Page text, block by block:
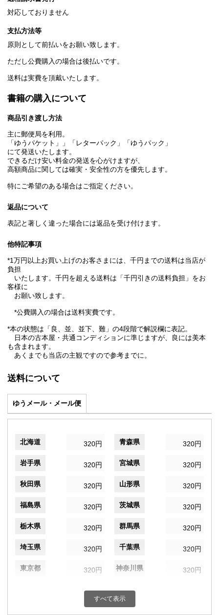
対応しておりません
支払方法等
原則として前払いをお願い致します。
ただし公費購入の場合は後払いです。
送料は実費を頂戴いたします。
書籍の購入について
商品引き渡し方法
主に郵便局を利用。
「ゆうパケット」」「レターパック」「ゆうパック」
にて発送いたします。
できるだけ安い料金の発送を心がけますが、
高額商品に関しては確実・安全性の方を優先します。
特にご希望のある場合はご指定ください。
返品について
表記と著しく違った場合には返品を受け付けます。
他特記事項
*1万円以上お買い上げのお客さまには、千円までの送料は当店が
負担
いたします。千円を超える送料は「千円引きの送料負担」をお
客様に
お願い致します。
*公費購入の場合は送料実費です。
*本の状態は「良、並、並下、難」の4段階で解説欄に表記。
日本の古本屋・共通コンディションに準じますが、良には美本
も含まれます。
あくまでも当店の主観ですので参考までに。
送料について
ゆうメール・メール便
北海道 320円 青森県 320円
岩手県 320円 宮城県 320円
秋田県 320円 山形県 320円
福島県 320円 茨城県 320円
栃木県 320円 群馬県 320円
埼玉県 320円 千葉県 320円
東京都 320円 神奈川県 320円
320円 富山県
すべて表示